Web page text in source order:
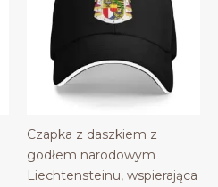
Czapka z daszkiem z
godłem narodowym
Liechtensteinu, wspierająca